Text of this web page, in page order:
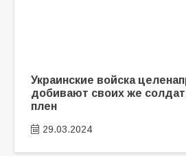
Украинские войска
добивают своих же
плен
29.03.2024